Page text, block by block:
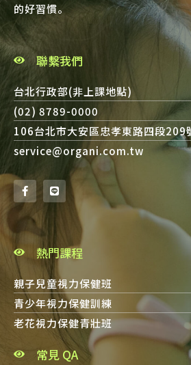
的好習慣。
聯繫我們
台北行政部(非上課地點)
(02) 8789-0000
106台北市大安區忠孝東路四段209
service@organi.com.tw
熱門課程
親子兒童視力保健班
青少年視力保健訓練
老花視力保健青壯班
常見 QA